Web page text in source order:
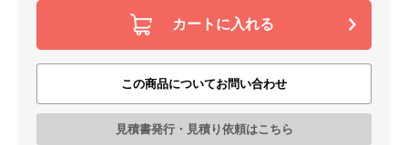
カートに入れる
この商品についてお問い合わせ
見積書発行・見積り依頼はこちら